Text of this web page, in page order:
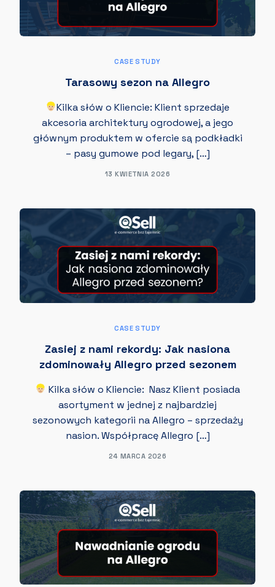
CASE STUDY
Tarasowy sezon na Allegro
Kilka słów o Kliencie: Klient sprzedaje
akcesoria architektury ogrodowej, a jego
głównym produktem w ofercie są podkładki
– pasy gumowe pod legary, […]
13 KWIETNIA 2026
CASE STUDY
Zasiej z nami rekordy: Jak nasiona
zdominowały Allegro przed sezonem
Kilka słów o Kliencie: Nasz Klient posiada
asortyment w jednej z najbardziej
sezonowych kategorii na Allegro – sprzedaży
nasion. Współpracę Allegro […]
24 MARCA 2026